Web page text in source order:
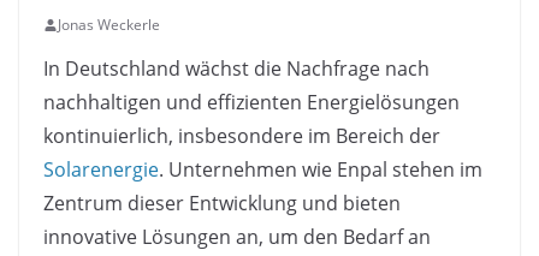
Jonas Weckerle
In Deutschland wächst die Nachfrage nach
nachhaltigen und effizienten Energielösungen
kontinuierlich, insbesondere im Bereich der
Solarenergie. Unternehmen wie Enpal stehen im
Zentrum dieser Entwicklung und bieten
innovative Lösungen an, um den Bedarf an